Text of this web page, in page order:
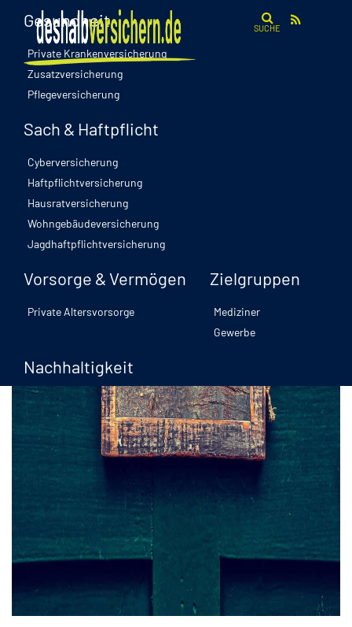
SUCHE
Gesundheit
Private Krankenversicherung
Zusatzversicherung
Pflegeversicherung
Sach & Haftpflicht
Cyberversicherung
Haftpflichtversicherung
Hausratversicherung
Wohngebäudeversicherung
Jagdhaftpflichtversicherung
Vorsorge & Vermögen
Private Altersvorsorge
Zielgruppen
Mediziner
Gewerbe
Nachhaltigkeit